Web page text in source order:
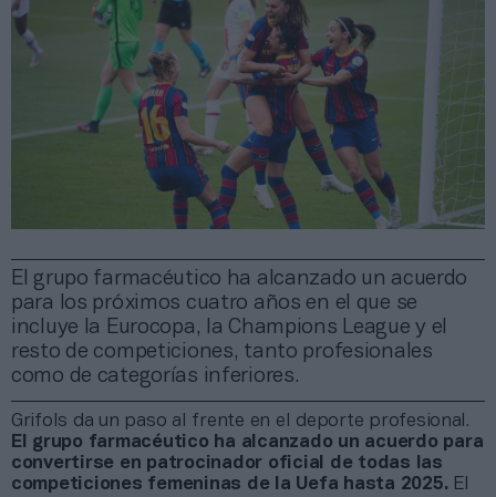
El grupo farmacéutico ha alcanzado un acuerdo
para los próximos cuatro años en el que se
incluye la Eurocopa, la Champions League y el
resto de competiciones, tanto profesionales
como de categorías inferiores.
Grifols da un paso al frente en el deporte profesional.
El grupo farmacéutico ha alcanzado un acuerdo para
convertirse en patrocinador oficial de todas las
competiciones femeninas de la Uefa hasta 2025. El